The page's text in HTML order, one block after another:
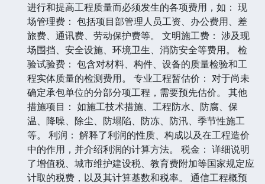
进行和提高工程质量而必须发生的各项费用，如： 现
场管理费： 包括项目部管理人员工资、办公费用、差
旅费、通讯费、劳动保护费等。 文明施工费： 涉及现
场围挡、安全设施、环境卫生、消防安全等费用。 检
验试验费： 包含对材料、构件、设备的质量检验和工
程实体质量的检测费用。 专业工程暂估价： 对于尚未
确定承包单位的分部分项工程，需要预先估价。 其他
措施项目： 如施工技术措施、工程防水、防腐、保
温、降噪、除尘、防塌陷、防冻、防汛、季节性施工
等。 利润： 解释了利润的性质、构成以及在工程造价
中的作用，并介绍利润的计算方法。 税金： 详细说明
了增值税、城市维护建设税、教育费附加等国家规定应
计取的税费，以及其计算基数和税率。 通信工程概预